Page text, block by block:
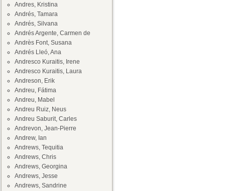
Andres, Kristina
Andrés, Tamara
Andrés, Silvana
Andrés Argente, Carmen de
Andrès Font, Susana
Andrés Lleó, Ana
Andresco Kuraitis, Irene
Andresco Kuraitis, Laura
Andreson, Erik
Andreu, Fátima
Andreu, Mabel
Andreu Ruiz, Neus
Andreu Saburit, Carles
Andrevon, Jean-Pierre
Andrew, Ian
Andrews, Tequitia
Andrews, Chris
Andrews, Georgina
Andrews, Jesse
Andrews, Sandrine